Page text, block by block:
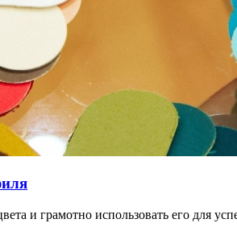
и грамотно использовать его для